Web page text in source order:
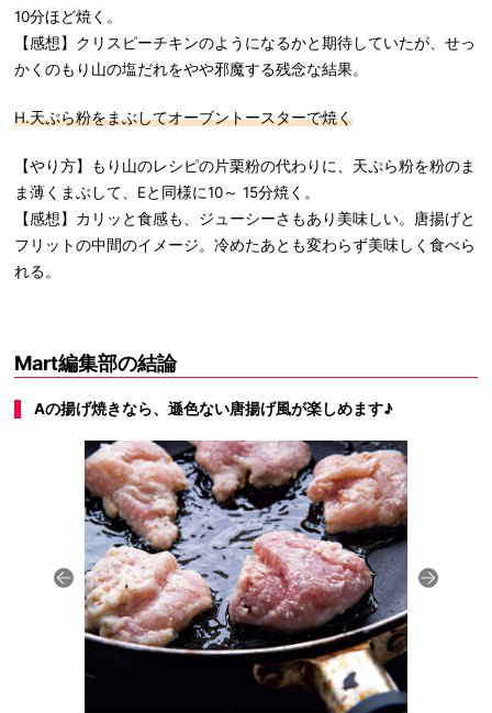
10分ほど焼く。
【感想】クリスピーチキンのようになるかと期待していたが、せっ
かくのもり山の塩だれをやや邪魔する残念な結果。
H.天ぷら粉をまぶしてオーブントースターで焼く
【やり方】もり山のレシピの片栗粉の代わりに、天ぷら粉を粉のま
ま薄くまぶして、Eと同様に10～ 15分焼く。
【感想】カリッと食感も、ジューシーさもあり美味しい。唐揚げと
フリットの中間のイメージ。冷めたあとも変わらず美味しく食べら
れる。
Mart編集部の結論
Aの揚げ焼きなら、遜色ない唐揚げ風が楽しめます♪